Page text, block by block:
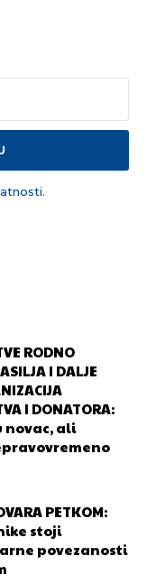
RODNO
I DALJE
I DONATORA:
novac, ali
PETKOM:
stoji
povezanosti